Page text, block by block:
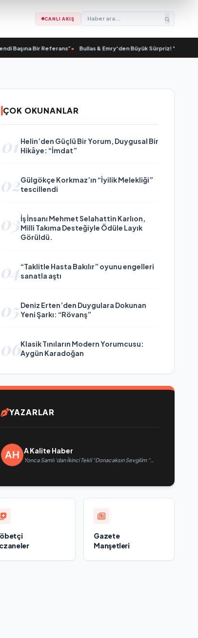
CANLI AKIŞ
Bir Referans”• Bullas & Emry'den Büyük Sürpriz! "Kaç
ÇOK OKUNANLAR
01 Helin’den Güçlü Bir Yorum, Duygusal Bir
Hikâye: “İmdat”
02Gülgökçe Korkmaz’ın “İyilik Melekliği”
tescillendi
03İş İnsanı Mehmet Selahattin Karlıon,
Milli Takıma Desteğiyle Ödüle Layık
Görüldü.
04“Taklitle Hasta Bakılır” oyunu engelleri
sanatla aştı
05 Deniz Erten’den Duygulara Dokunan
Yeni Şarkı: “Rövanş”
06Klasik Tınıların Modern Yorumcusu:
Aygün Karadoğan
YAZARLAR
A Kalite Haber
Yonca Samlı ‘dan İkinci Tekli “Donacaksın Sevgilim “
Gazete
Manşetleri